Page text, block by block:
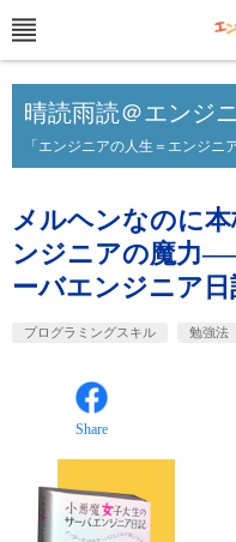
晴読雨読＠エンジ
「エンジニアの人生＝エンジニ
メルヘンなのに
ンジニアの魔力
ーバエンジニア日
プログラミングスキル 勉強法
Share